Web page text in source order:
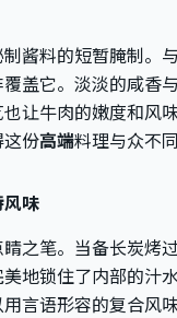
酱料的短暂腌制。
盖它。淡淡的咸香
让牛肉的嫩度和风
份高端料理与众不同
味
之笔。当备长炭烤
地锁住了内部的汁
言语形容的复合风